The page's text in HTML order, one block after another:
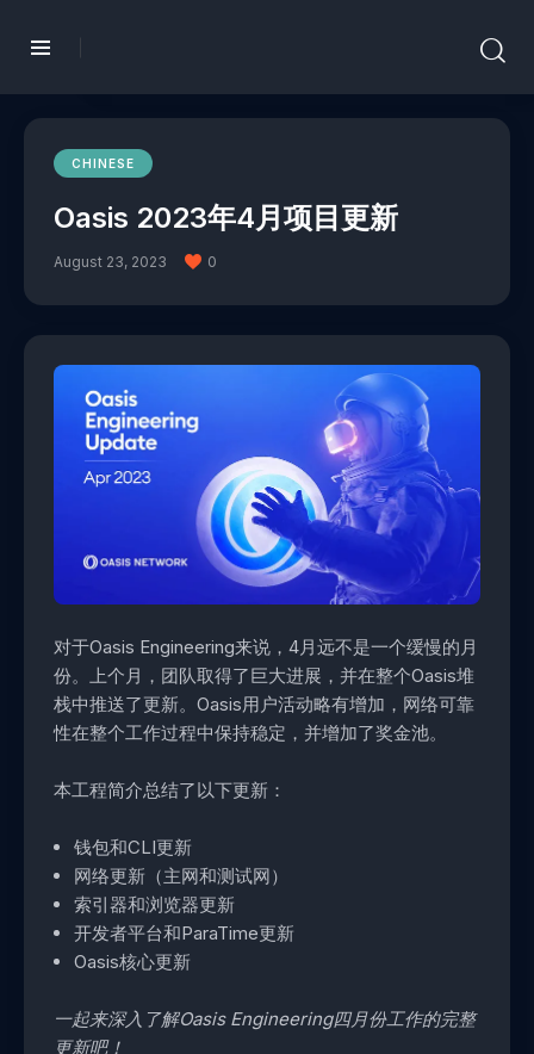
CHINESE
Oasis 2023年4月项目更新
August 23, 2023 0
对于Oasis Engineering来说，4月远不是一个缓慢的月
份。上个月，团队取得了巨大进展，并在整个Oasis堆
栈中推送了更新。Oasis用户活动略有增加，网络可靠
性在整个工作过程中保持稳定，并增加了奖金池。
本工程简介总结了以下更新：
钱包和CLI更新
网络更新（主网和测试网）
索引器和浏览器更新
开发者平台和ParaTime更新
Oasis核心更新
一起来深入了解Oasis Engineering四月份工作的完整
更新吧！